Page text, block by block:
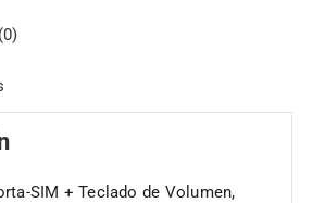
SIM + Teclado de Volumen,